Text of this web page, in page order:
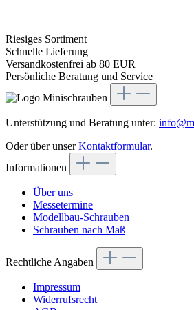
Riesiges Sortiment
Schnelle Lieferung
Versandkostenfrei ab 80 EUR
Persönliche Beratung und Service
Unterstützung und Beratung unter:
Oder über unserKontaktformular.
Informationen
Über uns
Messetermine
Modellbau-Schrauben
Schrauben nach Maß
Rechtliche Angaben
Impressum
Widerrufsrecht